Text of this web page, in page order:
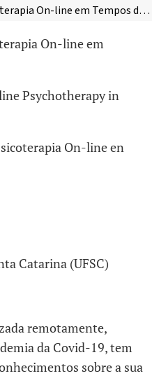
Implicações Éticas na Psicoterapia On-line em Tempos de Covid-19